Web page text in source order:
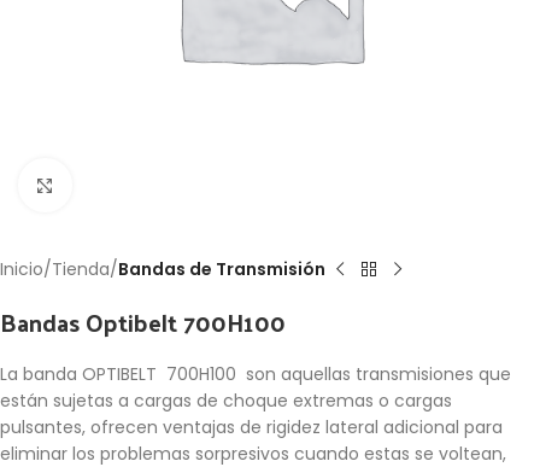
Inicio Tienda Bandas de Transmisión
Bandas Optibelt 700H100
La banda OPTIBELT 700H100 son aquellas transmisiones que
están sujetas a cargas de choque extremas o cargas
pulsantes, ofrecen ventajas de rigidez lateral adicional para
eliminar los problemas sorpresivos cuando estas se voltean,